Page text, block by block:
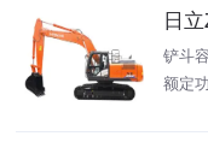
日
铲斗
额定